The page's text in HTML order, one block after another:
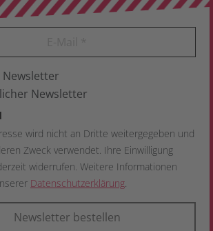
Newsletter
wird nicht an Dritte weitergegeben und
Zweck verwendet. Ihre Einwilligung
widerrufen. Weitere Informationen
Datenschutzerklärung.
Newsletter bestellen